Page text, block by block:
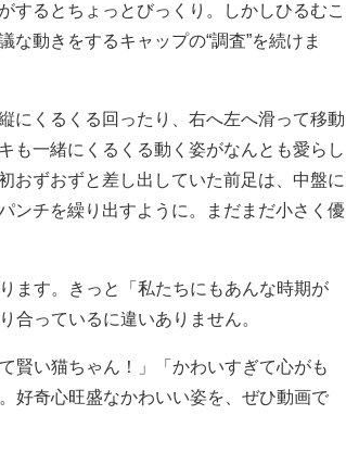
するとちょっとびっくり。しかしひるむこ
な動きをするキャップの“調査”を続けま
にくるくる回ったり、右へ左へ滑って移動
も一緒にくるくる動く姿がなんとも愛らし
おずおずと差し出していた前足は、中盤に
ンチを繰り出すように。まだまだ小さく優
ます。きっと「私たちにもあんな時期が
合っているに違いありません。
賢い猫ちゃん！」「かわいすぎて心がも
好奇心旺盛なかわいい姿を、ぜひ動画で